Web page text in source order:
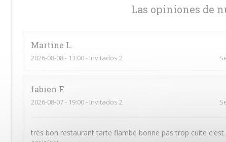
Las opiniones de
Martine L
2026-08-08- 13:00 - Invitados 2
fabien F
2026-08-07- 19:00 - Invitados 2
très bon restaurant tarte flambé bonne pas trop cuite